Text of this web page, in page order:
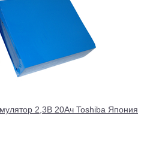
2,3В 20Ач Toshiba Япония